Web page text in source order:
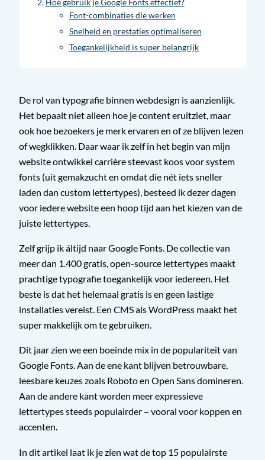
Hoe gebruik je Google Fonts effectief?
Font-combinaties die werken
Snelheid en prestaties optimaliseren
Toegankelijkheid is super belangrijk
De rol van typografie binnen webdesign is aanzienlijk.
Het bepaalt niet alleen hoe je content eruitziet, maar
ook hoe bezoekers je merk ervaren en of ze blijven lezen
of wegklikken. Daar waar ik zelf in het begin van mijn
website ontwikkel carrière steevast koos voor system
fonts (uit gemakzucht en omdat die nét iets sneller
laden dan custom lettertypes), besteed ik dezer dagen
voor iedere website een hoop tijd aan het kiezen van de
juiste lettertypes.
Zelf grijp ik áltijd naar Google Fonts. De collectie van
meer dan 1.400 gratis, open-source lettertypes maakt
prachtige typografie toegankelijk voor iedereen. Het
beste is dat het helemaal gratis is en geen lastige
installaties vereist. Een CMS als WordPress maakt het
super makkelijk om te gebruiken.
Dit jaar zien we een boeinde mix in de populariteit van
Google Fonts. Aan de ene kant blijven betrouwbare,
leesbare keuzes zoals Roboto en Open Sans domineren.
Aan de andere kant worden meer expressieve
lettertypes steeds populairder – vooral voor koppen en
accenten.
In dit artikel laat ik je zien wat de top 15 populairste